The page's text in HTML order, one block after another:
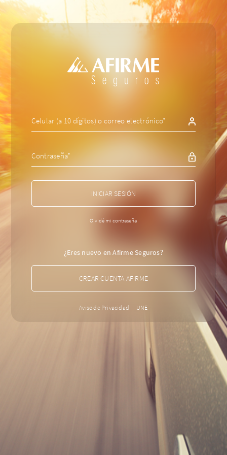
INICIAR SESIÓN
Olvidé mi contraseña
¿Eres nuevo en Afirme Seguros?
CREAR CUENTA AFIRME
Aviso de Privacidad UNE